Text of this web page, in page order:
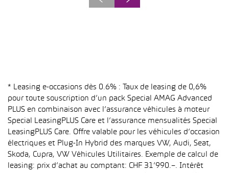
* Leasing e-occasions dès 0.6% : Taux de leasing de 0,6%
pour toute souscription d’un pack Special AMAG Advanced
PLUS en combinaison avec l’assurance véhicules à moteur
Special LeasingPLUS Care et l’assurance mensualités Special
LeasingPLUS Care. Offre valable pour les véhicules d’occasion
électriques et Plug-In Hybrid des marques VW, Audi, Seat,
Skoda, Cupra, VW Véhicules Utilitaires. Exemple de calcul de
leasing: prix d’achat au comptant: CHF 31’990.–. Intérêt